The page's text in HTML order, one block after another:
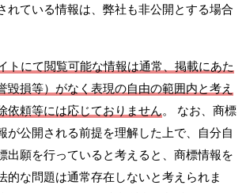
れている情報は、弊社も非公開とする場合
トにて閲覧可能な情報は通常、掲載にあた
毀損等）がなく表現の自由の範囲内と考え
依頼等には応じておりません。 なお、商標
が公開される前提を理解した上で、自分自
出願を行っていると考えると、商標情報を
的な問題は通常存在しないと考えられま